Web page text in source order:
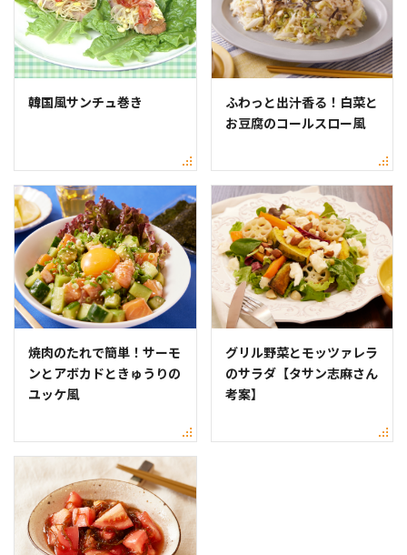
韓国風サンチュ巻き
ふわっと出汁香る！白菜と
お豆腐のコールスロー風
焼肉のたれで簡単！サーモ
ンとアボカドときゅうりの
ユッケ風
グリル野菜とモッツァレラ
のサラダ【タサン志麻さん
考案】